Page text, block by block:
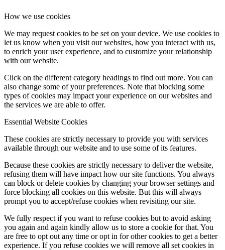
How we use cookies
We may request cookies to be set on your device. We use cookies to
let us know when you visit our websites, how you interact with us,
to enrich your user experience, and to customize your relationship
with our website.
Click on the different category headings to find out more. You can
also change some of your preferences. Note that blocking some
types of cookies may impact your experience on our websites and
the services we are able to offer.
Essential Website Cookies
These cookies are strictly necessary to provide you with services
available through our website and to use some of its features.
Because these cookies are strictly necessary to deliver the website,
refusing them will have impact how our site functions. You always
can block or delete cookies by changing your browser settings and
force blocking all cookies on this website. But this will always
prompt you to accept/refuse cookies when revisiting our site.
We fully respect if you want to refuse cookies but to avoid asking
you again and again kindly allow us to store a cookie for that. You
are free to opt out any time or opt in for other cookies to get a better
experience. If you refuse cookies we will remove all set cookies in